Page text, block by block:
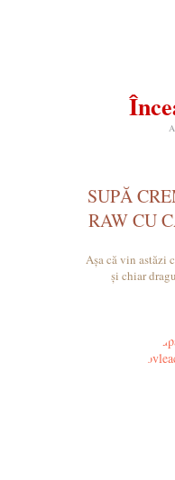
SUPĂ
RAW CU
Așa că vin astăzi
și chiar